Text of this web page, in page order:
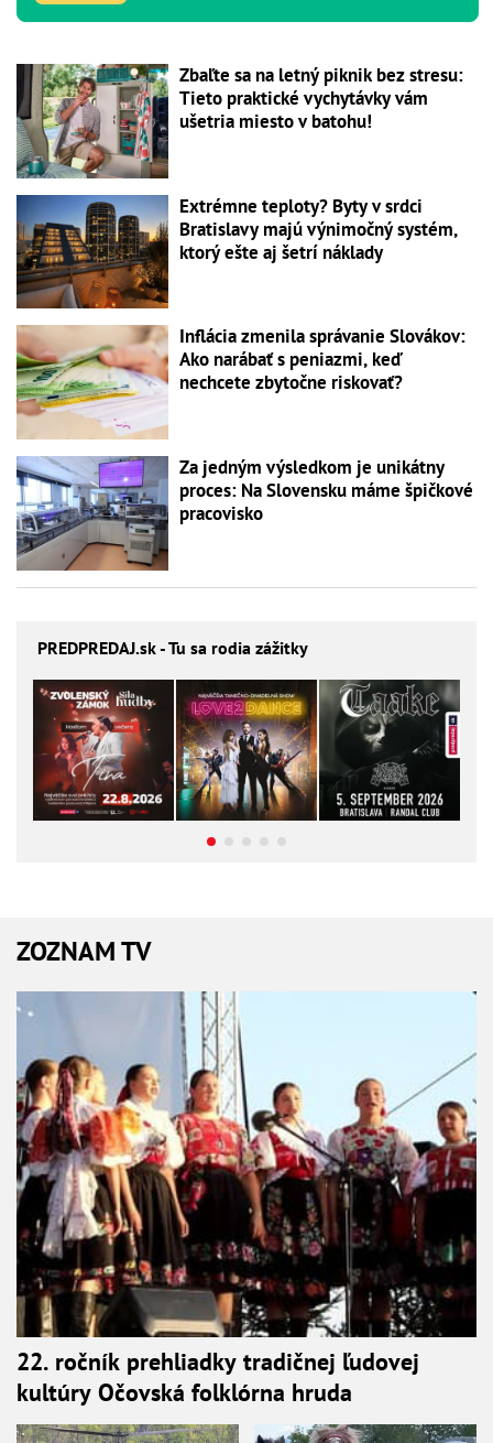
Zbaľte sa na letný piknik bez stresu:
Tieto praktické vychytávky vám
ušetria miesto v batohu!
Extrémne teploty? Byty v srdci
Bratislavy majú výnimočný systém,
ktorý ešte aj šetrí náklady
Inflácia zmenila správanie Slovákov:
Ako narábať s peniazmi, keď
nechcete zbytočne riskovať?
Za jedným výsledkom je unikátny
proces: Na Slovensku máme špičkové
pracovisko
PREDPREDAJ.sk - Tu sa rodia zážitky
ZOZNAM TV
22. ročník prehliadky tradičnej ľudovej
kultúry Očovská folklórna hruda